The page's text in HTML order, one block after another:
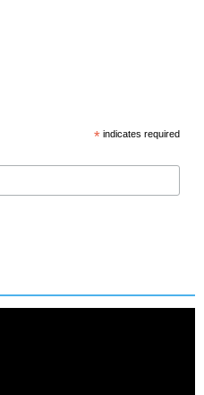
* indicates required